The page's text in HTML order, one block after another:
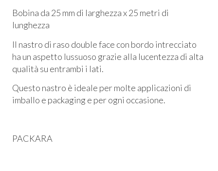
Bobina da 25 mm di larghezza x 25 metri di
lunghezza
Il nastro di raso double face con bordo intrecciato
ha un aspetto lussuoso grazie alla lucentezza di alta
qualità su entrambi i lati.
Questo nastro è ideale per molte applicazioni di
imballo e packaging e per ogni occasione.
PACKARA